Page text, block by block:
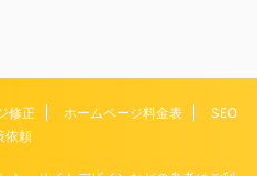
修正 ホームページ料金表
SEO
依頼